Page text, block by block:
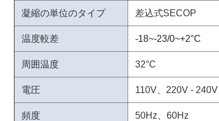
凝縮の単位のタイプ 差込式SECOP
温度較差 -18~-23/0~+2°C
周囲温度 32°C
電圧 110V、220V - 240V
頻度 50Hz、60Hz